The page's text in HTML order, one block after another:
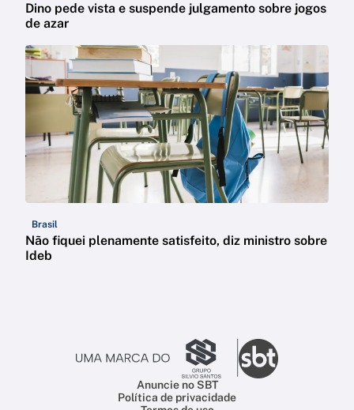
Dino pede vista e suspende julgamento sobre jogos
de azar
Brasil
Não fiquei plenamente satisfeito, diz ministro sobre
Ideb
Anuncie no SBT
Política de privacidade